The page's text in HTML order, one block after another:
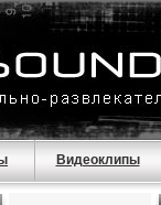
Видеоклипы